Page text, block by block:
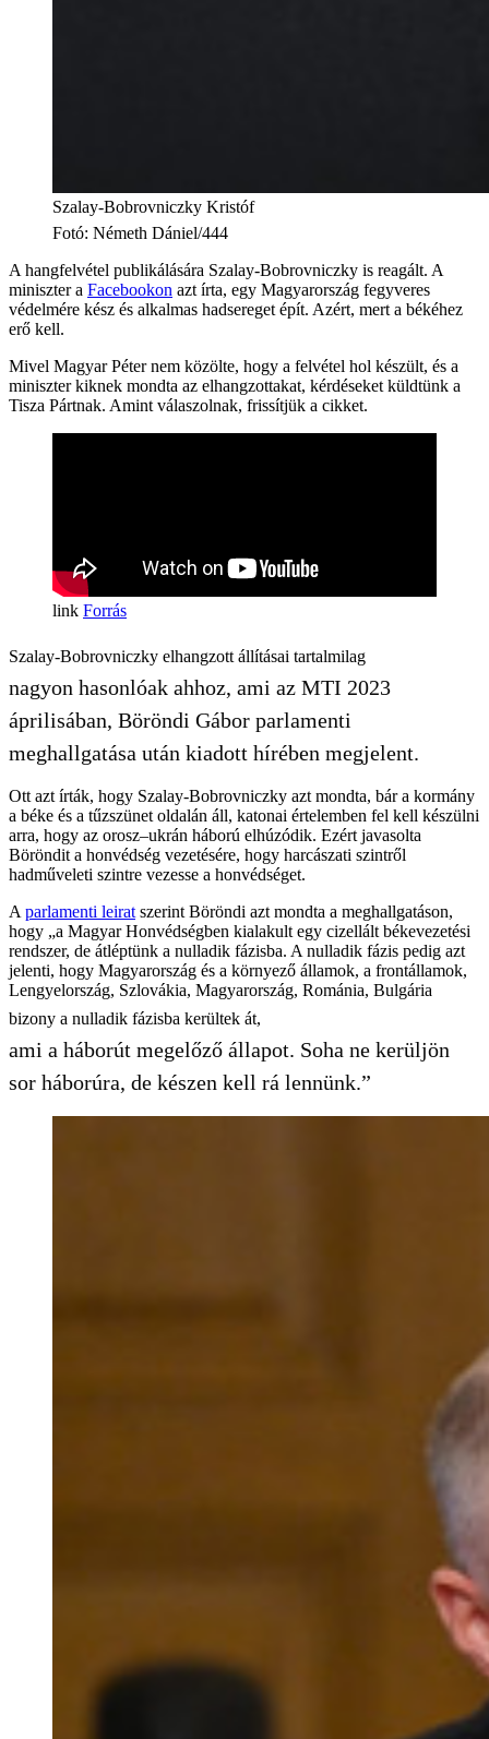
Szalay-Bobrovniczky Kristóf
Fotó: Németh Dániel/444
A hangfelvétel publikálására Szalay-Bobrovniczky is reagált. A
miniszter a Facebookon azt írta, egy Magyarország fegyveres
védelmére kész és alkalmas hadsereget épít. Azért, mert a békéhez
erő kell.
Mivel Magyar Péter nem közölte, hogy a felvétel hol készült, és a
miniszter kiknek mondta az elhangzottakat, kérdéseket küldtünk a
Tisza Pártnak. Amint válaszolnak, frissítjük a cikket.
Forrás
Szalay-Bobrovniczky elhangzott állításai tartalmilag
nagyon hasonlóak ahhoz, ami az MTI 2023
áprilisában, Böröndi Gábor parlamenti
meghallgatása után kiadott hírében megjelent.
Ott azt írták, hogy Szalay-Bobrovniczky azt mondta, bár a kormány
a béke és a tűzszünet oldalán áll, katonai értelemben fel kell készülni
arra, hogy az orosz–ukrán háború elhúzódik. Ezért javasolta
Böröndit a honvédség vezetésére, hogy harcászati szintről
hadműveleti szintre vezesse a honvédséget.
A parlamenti leirat szerint Böröndi azt mondta a meghallgatáson,
hogy „a Magyar Honvédségben kialakult egy cizellált békevezetési
rendszer, de átléptünk a nulladik fázisba. A nulladik fázis pedig azt
jelenti, hogy Magyarország és a környező államok, a frontállamok,
Lengyelország, Szlovákia, Magyarország, Románia, Bulgária
bizony a nulladik fázisba kerültek át,
ami a háborút megelőző állapot. Soha ne kerüljön
sor háborúra, de készen kell rá lennünk.”